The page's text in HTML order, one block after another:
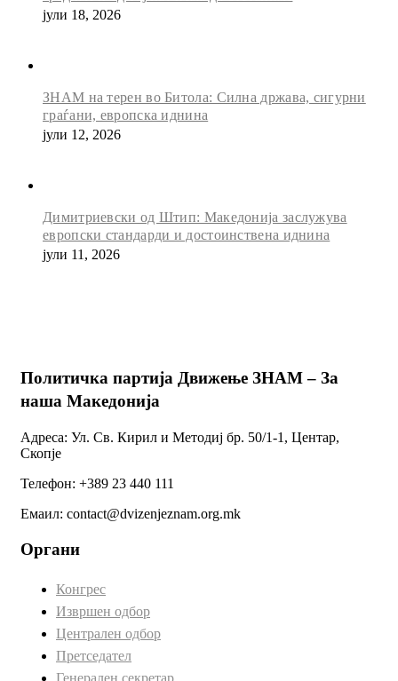
јули 18, 2026
ЗНАМ на терен во Битола: Силна држава, сигурни
граѓани, европска иднина
јули 12, 2026
Димитриевски од Штип: Македонија заслужува
европски стандарди и достоинствена иднина
јули 11, 2026
Политичка партија Движење ЗНАМ – За
наша Македонија
Адреса: Ул. Св. Кирил и Методиј бр. 50/1-1, Центар,
Скопје
Телефон: +389 23 440 111
Емаил: contact@dvizenjeznam.org.mk
Органи
Конгрес
Извршен одбор
Централен одбор
Претседател